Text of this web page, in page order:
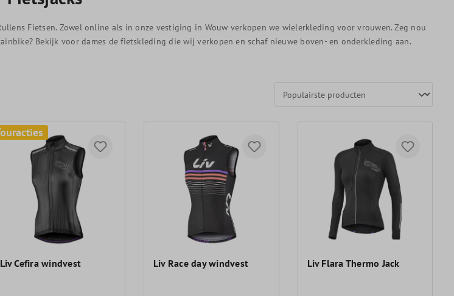
Fietsen. Zowel online als in onze vestiging in Wouw verkopen we wielerkleding voor vrouwen. Zeg nou
Bekijk voor dames de fietskleding die wij verkopen en schaf nieuwe boven- en onderkleding aan.
Liv Cefira windvest Liv Race day windvest Liv Flara Thermo Jack